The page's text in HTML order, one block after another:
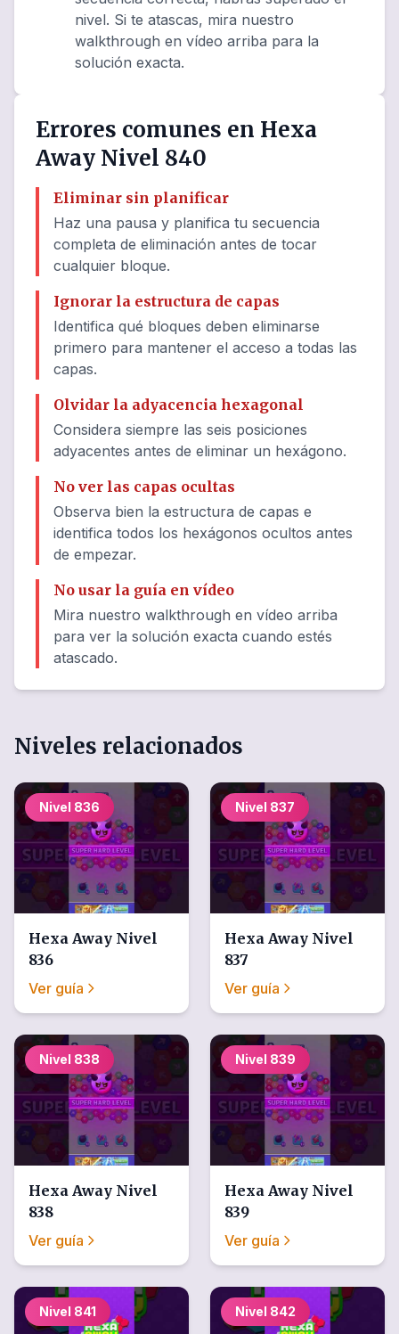
nivel. Si te atascas, mira nuestro
walkthrough en vídeo arriba para la
solución exacta.
Errores comunes en Hexa
Away Nivel 840
Eliminar sin planificar
Haz una pausa y planifica tu secuencia
completa de eliminación antes de tocar
cualquier bloque.
Ignorar la estructura de capas
Identifica qué bloques deben eliminarse
primero para mantener el acceso a todas las
capas.
Olvidar la adyacencia hexagonal
Considera siempre las seis posiciones
adyacentes antes de eliminar un hexágono.
No ver las capas ocultas
Observa bien la estructura de capas e
identifica todos los hexágonos ocultos antes
de empezar.
No usar la guía en vídeo
Mira nuestro walkthrough en vídeo arriba
para ver la solución exacta cuando estés
atascado.
Niveles relacionados
Nivel 836
Hexa Away Nivel
836
Ver guía
Nivel 837
Hexa Away Nivel
837
Ver guía
Nivel 838
Hexa Away Nivel
838
Ver guía
Nivel 839
Hexa Away Nivel
839
Ver guía
Nivel 841 Nivel 842